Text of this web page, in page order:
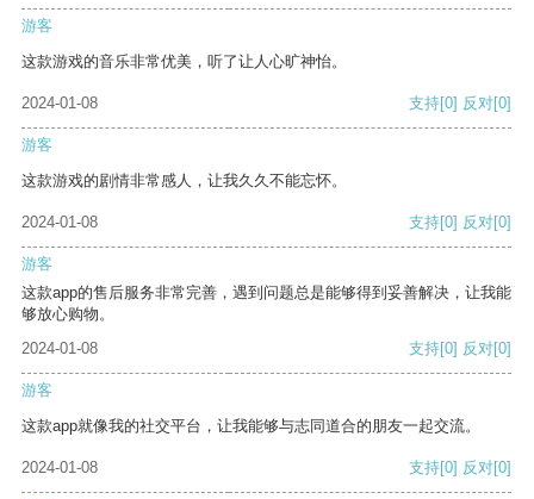
游客
这款游戏的音乐非常优美，听了让人心旷神怡。
2024-01-08 支持[0] 反对[0]
游客
这款游戏的剧情非常感人，让我久久不能忘怀。
2024-01-08 支持[0] 反对[0]
游客
这款app的售后服务非常完善，遇到问题总是能够得到妥善解决，让我能
够放心购物。
2024-01-08
支持[0] 反对[0]
游客
这款app就像我的社交平台，让我能够与志同道合的朋友一起交流。
2024-01-08 支持[0] 反对[0]